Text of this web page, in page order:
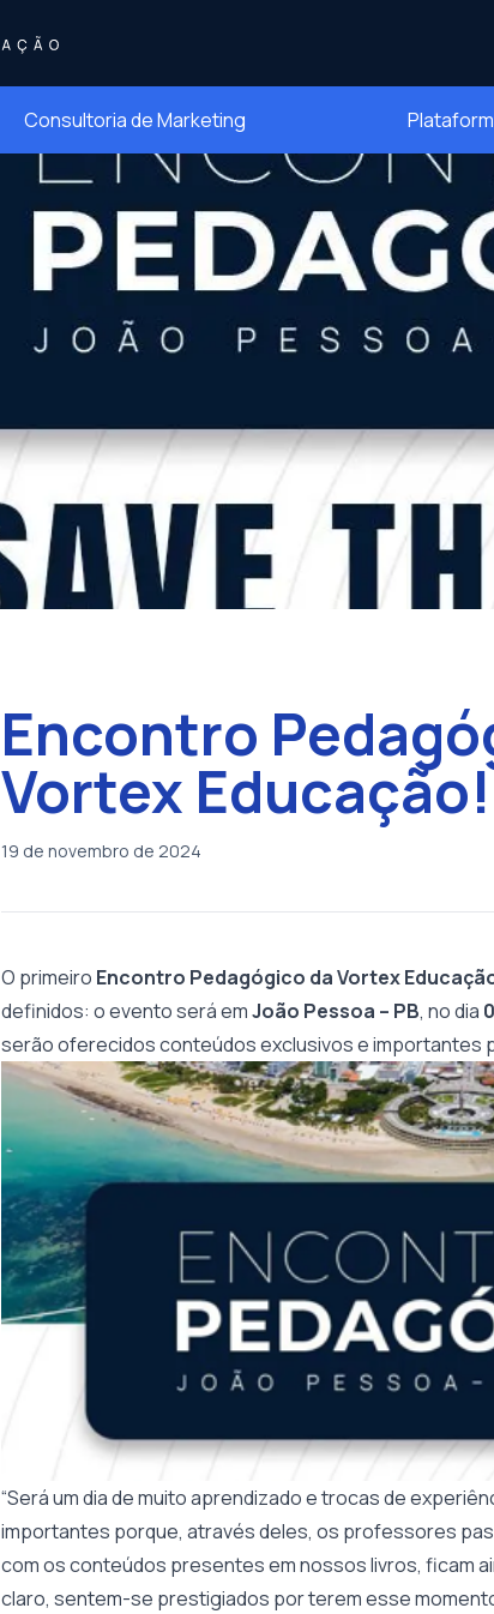
Consultoria de Marketing
Encontro
Vortex
19 de novembro de 2024
O primeiro Encontro Pedagógico da Vortex
definidos: o evento será emJoão Pessoa – PB, no dia
serão oferecidos conteúdos exclusivos e importantes
“Será um dia de muito aprendizado e trocas de
importantes porque, através deles, os professores
com os conteúdos presentes em nossos livros, ficam
claro, sentem-se prestigiados por terem esse